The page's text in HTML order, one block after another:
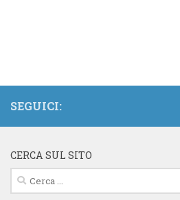
SEGUICI:
CERCA SUL SITO
Ricerca
per: